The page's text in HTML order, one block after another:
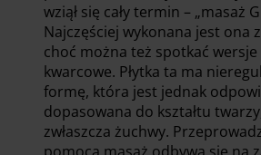
wziął się cały termin – „masaż
Najczęściej wykonana jest ona
choć można też spotkać wersje
kwarcowe. Płytka ta ma
formę, która jest jednak
dopasowana do kształtu
zwłaszcza żuchwy.